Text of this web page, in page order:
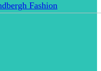
Fashion